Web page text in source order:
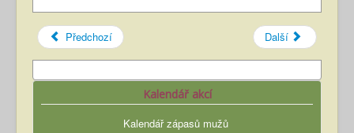
Předchozí Další
Kalendář akcí
Kalendář zápasů mužů